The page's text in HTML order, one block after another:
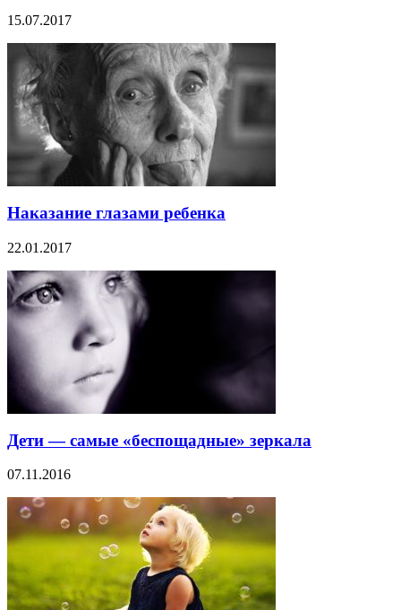
15.07.2017
Наказание глазами ребенка
22.01.2017
Дети — самые «беспощадные» зеркала
07.11.2016